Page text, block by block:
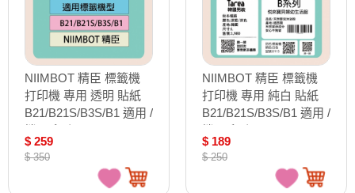
NIIMBOT 精臣 標籤機
打印機 專用 透明 貼紙
B21/B21S/B3S/B1 適用 /
$ 259
$ 350
NIIMBOT 精臣 標籤機
打印機 專用 純白 貼紙
B21/B21S/B3S/B1 適用 /
$ 189
$ 250